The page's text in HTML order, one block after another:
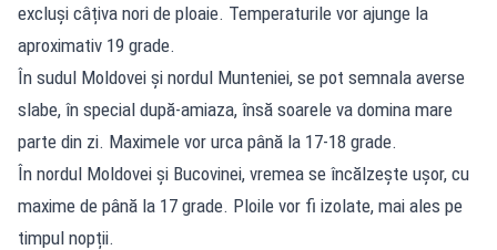
excluși câțiva nori de ploaie. Temperaturile vor ajunge la
aproximativ 19 grade.
În sudul Moldovei și nordul Munteniei, se pot semnala averse
slabe, în special după-amiaza, însă soarele va domina mare
parte din zi. Maximele vor urca până la 17-18 grade.
În nordul Moldovei și Bucovinei, vremea se încălzește ușor, cu
maxime de până la 17 grade. Ploile vor fi izolate, mai ales pe
timpul nopții.